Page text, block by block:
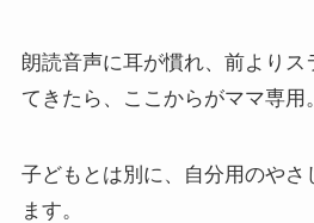
朗読音声に耳が慣れ、前よりス
てきたら、ここからがママ専用。
子どもとは別に、自分用のやさ
ます。